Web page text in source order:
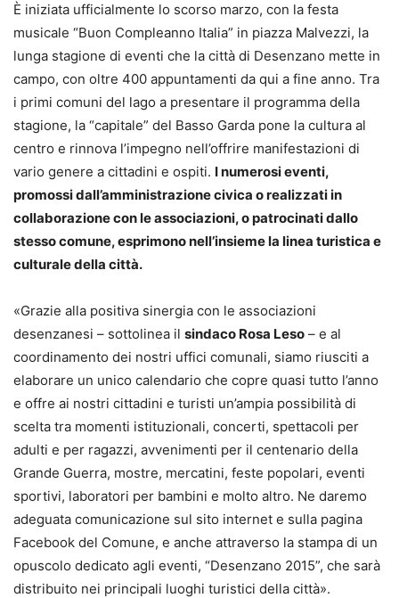
È iniziata ufficialmente lo scorso marzo, con la festa
musicale “Buon Compleanno Italia” in piazza Malvezzi, la
lunga stagione di eventi che la città di Desenzano mette in
campo, con oltre 400 appuntamenti da qui a fine anno. Tra
i primi comuni del lago a presentare il programma della
stagione, la “capitale” del Basso Garda pone la cultura al
centro e rinnova l’impegno nell’offrire manifestazioni di
vario genere a cittadini e ospiti. I numerosi eventi,
promossi dall’amministrazione civica o realizzati in
collaborazione con le associazioni, o patrocinati dallo
stesso comune, esprimono nell’insieme la linea turistica e
culturale della città.
«Grazie alla positiva sinergia con le associazioni
desenzanesi – sottolinea il sindaco Rosa Leso – e al
coordinamento dei nostri uffici comunali, siamo riusciti a
elaborare un unico calendario che copre quasi tutto l’anno
e offre ai nostri cittadini e turisti un’ampia possibilità di
scelta tra momenti istituzionali, concerti, spettacoli per
adulti e per ragazzi, avvenimenti per il centenario della
Grande Guerra, mostre, mercatini, feste popolari, eventi
sportivi, laboratori per bambini e molto altro. Ne daremo
adeguata comunicazione sul sito internet e sulla pagina
Facebook del Comune, e anche attraverso la stampa di un
opuscolo dedicato agli eventi, “Desenzano 2015”, che sarà
distribuito nei principali luoghi turistici della città».